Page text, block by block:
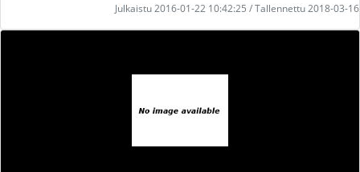
Julkaistu 2016-01-22 10:42:25 / Tallennettu 2018-03-16